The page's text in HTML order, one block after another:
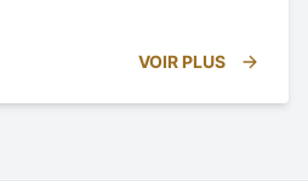
VOIR PLUS